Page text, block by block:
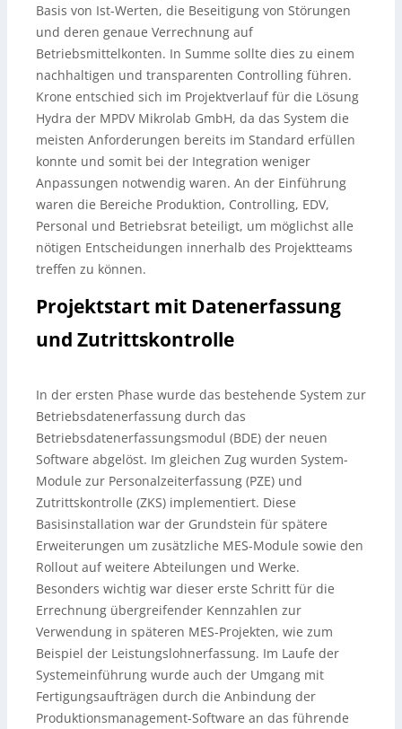
Basis von Ist-Werten, die Beseitigung von Störungen
und deren genaue Verrechnung auf
Betriebsmittelkonten. In Summe sollte dies zu einem
nachhaltigen und transparenten Controlling führen.
Krone entschied sich im Projektverlauf für die Lösung
Hydra der MPDV Mikrolab GmbH, da das System die
meisten Anforderungen bereits im Standard erfüllen
konnte und somit bei der Integration weniger
Anpassungen notwendig waren. An der Einführung
waren die Bereiche Produktion, Controlling, EDV,
Personal und Betriebsrat beteiligt, um möglichst alle
nötigen Entscheidungen innerhalb des Projektteams
treffen zu können.
Projektstart mit Datenerfassung
und Zutrittskontrolle
In der ersten Phase wurde das bestehende System zur
Betriebsdatenerfassung durch das
Betriebsdatenerfassungsmodul (BDE) der neuen
Software abgelöst. Im gleichen Zug wurden System-
Module zur Personalzeiterfassung (PZE) und
Zutrittskontrolle (ZKS) implementiert. Diese
Basisinstallation war der Grundstein für spätere
Erweiterungen um zusätzliche MES-Module sowie den
Rollout auf weitere Abteilungen und Werke.
Besonders wichtig war dieser erste Schritt für die
Errechnung übergreifender Kennzahlen zur
Verwendung in späteren MES-Projekten, wie zum
Beispiel der Leistungslohnerfassung. Im Laufe der
Systemeinführung wurde auch der Umgang mit
Fertigungsaufträgen durch die Anbindung der
Produktionsmanagement-Software an das führende